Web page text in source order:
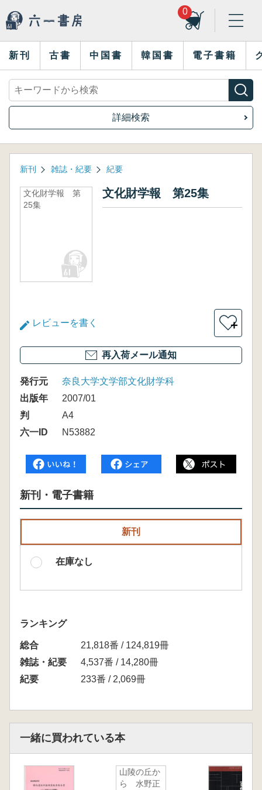
0
新刊 古書 中国書 韓国書 電子書籍
詳細検索
新刊 雑誌・紀要 紀要
文化財学報 第
25集
文化財学報 第25集
レビューを書く ＋
再入荷メール通知
発行元
奈良大学文学部文化財学科
出版年
2007/01
判
A4
六一ID
N53882
新刊・電子書籍
新刊
在庫なし
ランキング
総合
21,818番 / 124,819冊
雑誌・紀要
4,537番 / 14,280冊
紀要
233番 / 2,069冊
一緒に買われている本
山陵の丘か
ら 水野正